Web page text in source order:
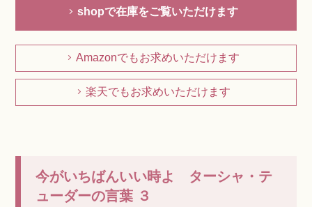
shopで在庫をご覧いただけます
Amazonでもお求めいただけます
楽天でもお求めいただけます
今がいちばんいい時よ ターシャ・テ
ューダーの言葉 ３